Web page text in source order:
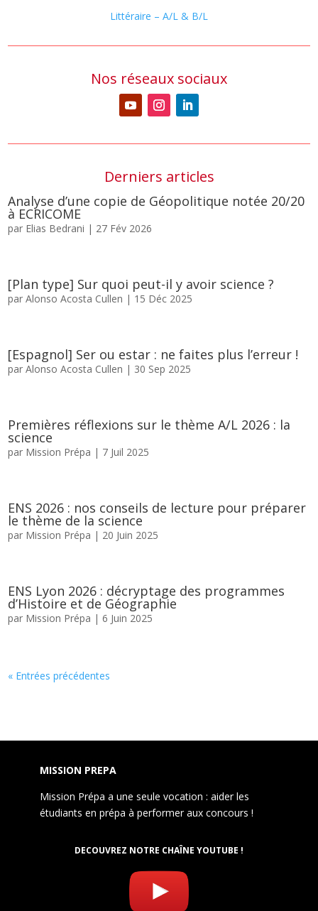
Littéraire – A/L & B/L
Nos réseaux sociaux
Derniers articles
Analyse d’une copie de Géopolitique notée 20/20
à ECRICOME
par Elias Bedrani | 27 Fév 2026
[Plan type] Sur quoi peut-il y avoir science ?
parAlonso Acosta Cullen | 15 Déc 2025
[Espagnol] Ser ou estar : ne faites plus l’erreur !
parAlonso Acosta Cullen | 30 Sep 2025
Premières réflexions sur le thème A/L 2026 : la
science
par Mission Prépa | 7 Juil 2025
ENS 2026 : nos conseils de lecture pour préparer
le thème de la science
par Mission Prépa | 20 Juin 2025
ENS Lyon 2026 : décryptage des programmes
d’Histoire et de Géographie
par Mission Prépa |6 Juin 2025
« Entrées précédentes
MISSION PREPA
Mission Prépa a une seule vocation : aider les
étudiants en prépa à performer aux concours !
DECOUVREZ NOTRE CHAÎNE YOUTUBE !